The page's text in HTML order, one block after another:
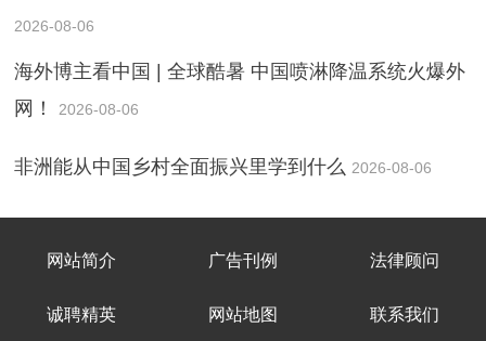
2026-08-06
海外博主看中国 | 全球酷暑 中国喷淋降温系统火爆外
网！
2026-08-06
非洲能从中国乡村全面振兴里学到什么 2026-08-06
网站简介 广告刊例 法律顾问
诚聘精英 网站地图 联系我们